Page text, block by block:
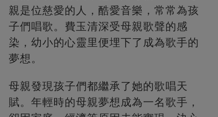
親是位慈愛的人，酷愛音樂，常常為孩
子們唱歌。費玉清深受母親歌聲的感
染，幼小的心靈里便埋下了成為歌手的
夢想。
母親發現孩子們都繼承了她的歌唱天
賦。年輕時的母親夢想成為一名歌手，